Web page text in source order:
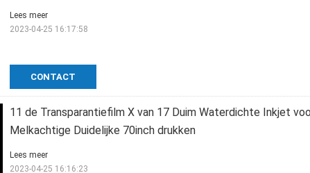
CONTACT
Lees meer
2023-04-25 16:17:58
11 de Transparantiefilm X van 17 Duim Waterdichte Inkjet
Melkachtige Duidelijke 70inch drukken
Lees meer
2023-04-25 16:16:23